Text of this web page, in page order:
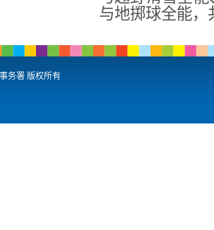
与地掷球全能，
务署 版权所有